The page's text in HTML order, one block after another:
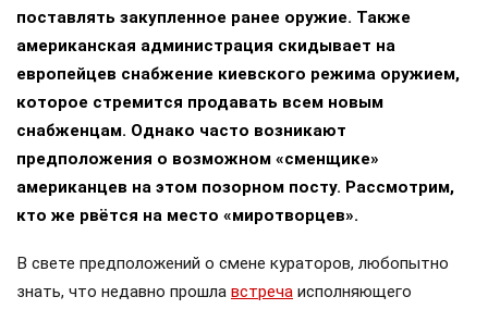
поставлять закупленное ранее оружие. Также
американская администрация скидывает на
европейцев снабжение киевского режима оружием,
которое стремится продавать всем новым
снабженцам. Однако часто возникают
предположения о возможном «сменщике»
американцев на этом позорном посту. Рассмотрим,
кто же рвётся на место «миротворцев».
В свете предположений о смене кураторов, любопытно
знать, что недавно прошла встреча исполняющего